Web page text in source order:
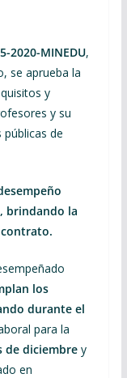
2020-MINEDU,
se aprueba la
y
y su
de
brindando la
los
durante el
para la
de diciembrey
en